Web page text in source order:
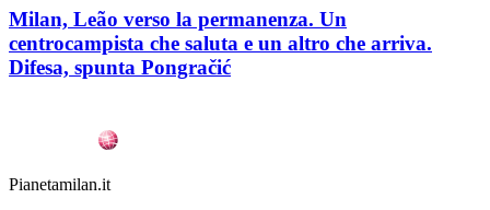
Milan, Leão verso la permanenza. Un
centrocampista che saluta e un altro che arriva.
Difesa, spunta Pongračić
Pianetamilan.it